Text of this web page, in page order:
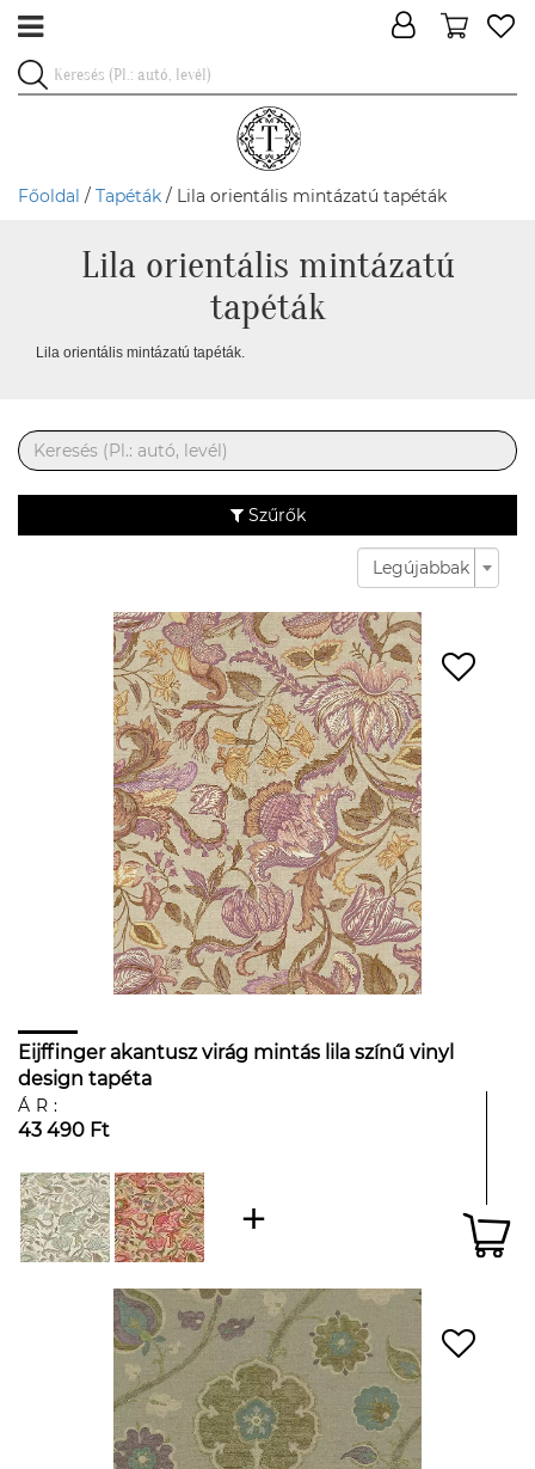
Főoldal / Tapéták / Lila orientális mintázatú tapéták
Lila orientális mintázatú
tapéták
Lila orientális mintázatú tapéták.
Szűrők
Legújabbak
Eijffinger akantusz virág mintás lila színű vinyl
design tapéta
ÁR:
43 490 Ft